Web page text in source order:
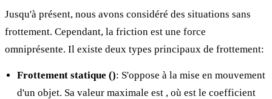
Jusqu'à présent, nous avons considéré des situations sans
frottement. Cependant, la friction est une force
omniprésente. Il existe deux types principaux de frottement:
Frottement statique (): S'oppose à la mise en mouvement
d'un objet. Sa valeur maximale est , où est le coefficient